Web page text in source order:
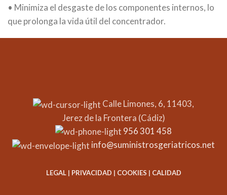
• Minimiza el desgaste de los componentes internos, lo
que prolonga la vida útil del concentrador.
Calle Limones, 6, 11403,
Jerez de la Frontera (Cádiz)
956 301 458
info@suministrosgeriatricos.net
LEGAL| PRIVACIDAD | COOKIES | CALIDAD